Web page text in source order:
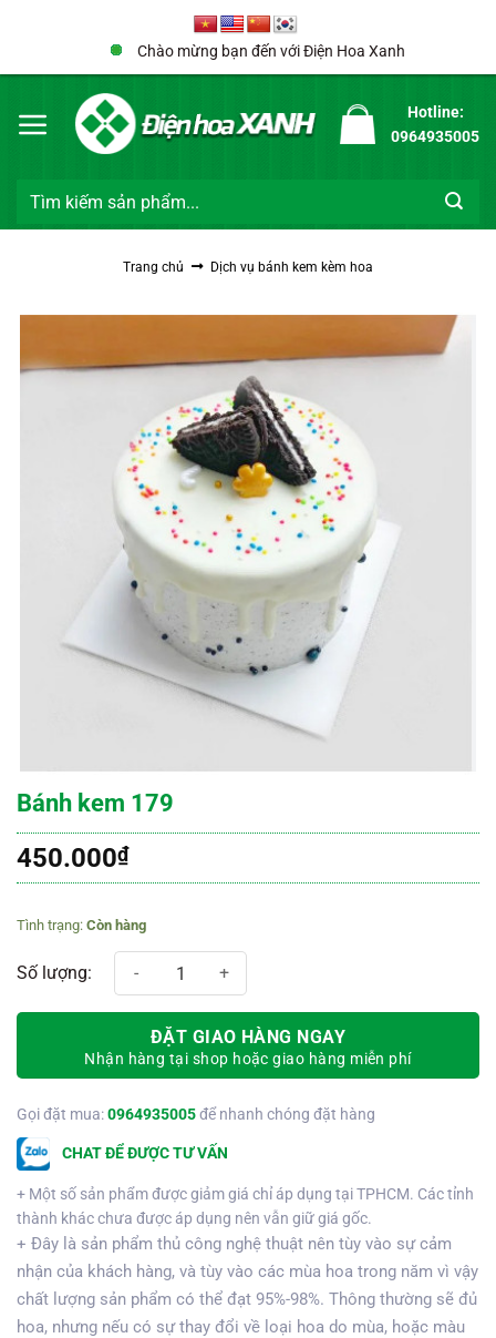
Chào mừng bạn đến với Điện Hoa Xanh
Hotline:
0964935005
Tìm
Trang chủ Dịch vụ bánh kem kèm hoa
Bánh kem 179
450.000₫
Còn hàng
Bánh kem 179 số lượng
ĐẶT GIAO HÀNG NGAY
Nhận hàng tại shop hoặc giao hàng miễn phí
Gọi đặt mua:0964935005để nhanh chóng đặt hàng
CHAT ĐỂ ĐƯỢC TƯ VẤN
+ Một số sản phẩm được giảm giá chỉ áp dụng tại TPHCM. Các tỉnh
thành khác chưa được áp dụng nên vẫn giữ giá gốc.
+ Đây là sản phẩm thủ công nghệ thuật nên tùy vào sự cảm
nhận của khách hàng, và tùy vào các mùa hoa trong năm vì vậy
chất lượng sản phẩm có thể đạt 95%-98%. Thông thường sẽ đủ
hoa, nhưng nếu có sự thay đổi về loại hoa do mùa, hoặc màu